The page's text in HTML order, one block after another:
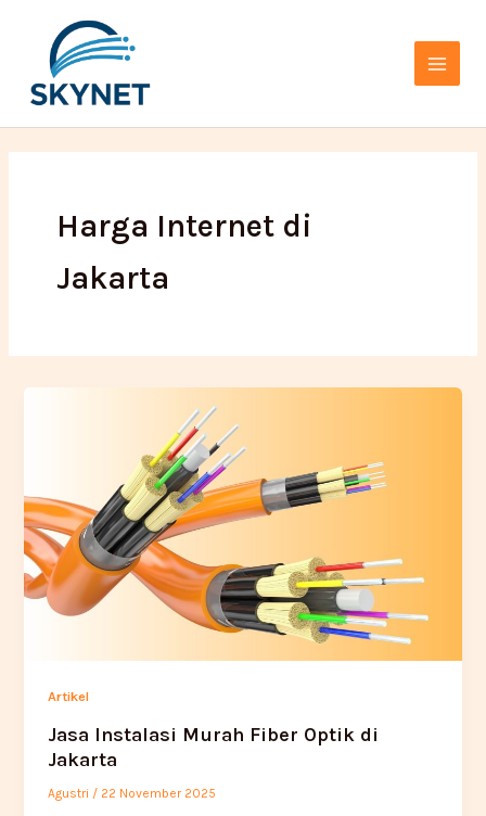
konten
Menu
Harga Internet di
Jakarta
Artikel
Jasa Instalasi Murah Fiber Optik di
Jakarta
Agustri / 22 November 2025